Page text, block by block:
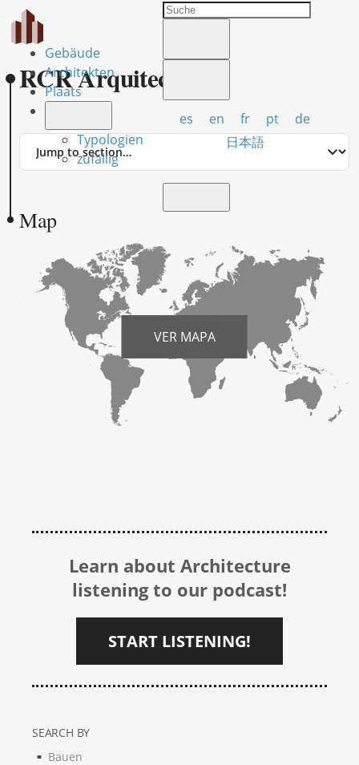
Gebäude
Architekten
Plaats
Typologien
zufällig
es en fr pt
de
日本語
RCR Arquitectes
Jump
Map
VER MAPA
Learn about Architecture
listening to our podcast!
START LISTENING!
SEARCH BY
Bauen